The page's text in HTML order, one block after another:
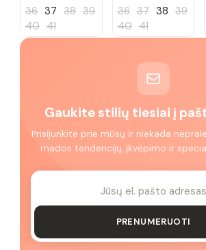
36 37 38 39
40 41
36 37 38 39
40 41
Gaukite stilių tiesiai į
Prisijunkite prie mūsų ir niekada
mados tendencijų, įkvėpimo ir
PRENUMERUOTI